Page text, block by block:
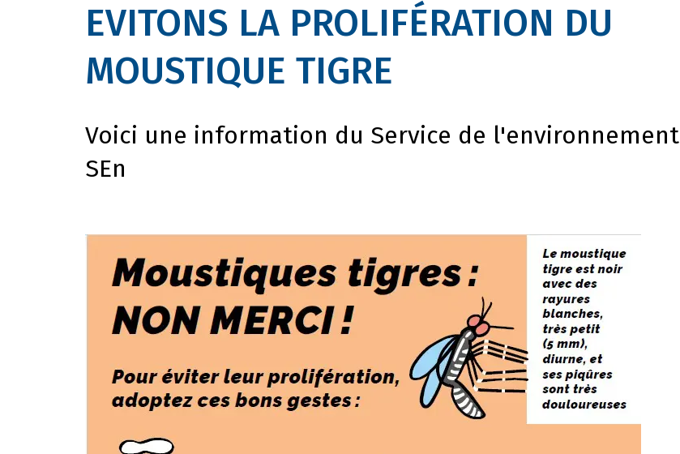
EVITONS LA PROLIFÉRATION DU
MOUSTIQUE TIGRE
Voici une information du Service de l'environnement
SEn